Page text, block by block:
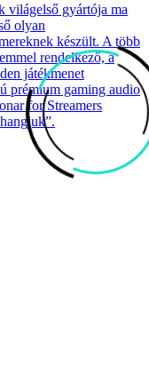
világelső gyártója ma
olyan
készült. A több
rendelkező, a
játékmenet
prémium gaming audio
for Streamers